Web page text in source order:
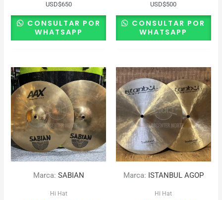
USD$650
CONSULTAR POR
WHATSAPP
USD$500
CONSULTAR POR
WHATSAPP
Marca: SABIAN
Hi Hat
Marca: ISTANBUL AGOP
Hi Hat